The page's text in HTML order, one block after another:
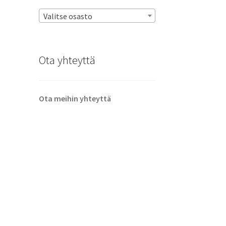
Valitse osasto
Ota yhteyttä
Ota meihin yhteyttä